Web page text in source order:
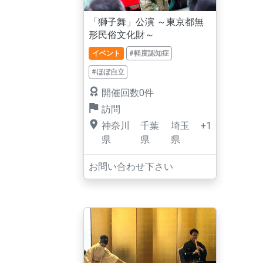
「獅子舞」公演 ～東京都無
形民俗文化財～
イベント #軽度認知症
#ほぼ自立
開催回数0件
訪問
神奈川
県
千葉
県
埼玉
県
+1
お問い合わせ下さい